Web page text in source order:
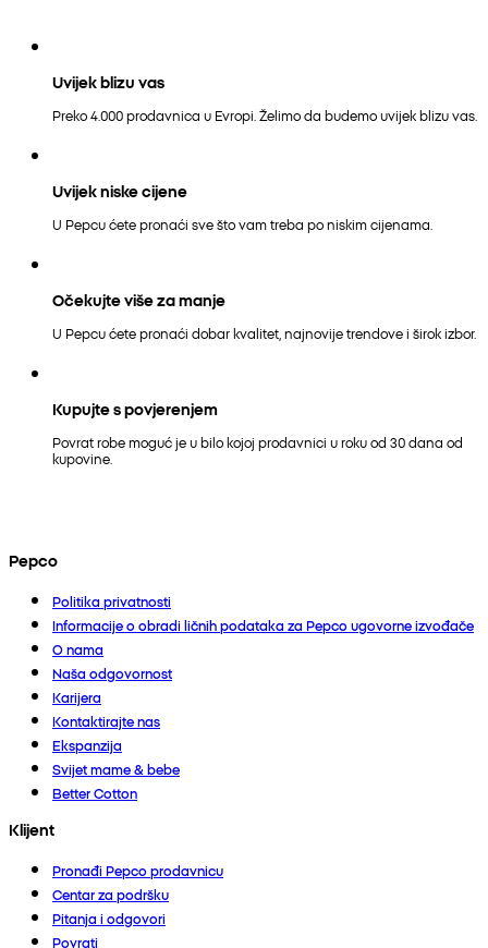
Uvijek blizu vas
Preko 4.000 prodavnica u Evropi. Želimo da budemo uvijek blizu vas.
Uvijek niske cijene
U Pepcu ćete pronaći sve što vam treba po niskim cijenama.
Očekujte više za manje
U Pepcu ćete pronaći dobar kvalitet, najnovije trendove i širok izbor.
Kupujte s povjerenjem
Povrat robe moguć je u bilo kojoj prodavnici u roku od 30 dana od
kupovine.
Pepco
Politika privatnosti
Informacije o obradi ličnih podataka za Pepco ugovorne izvođače
O nama
Naša odgovornost
Karijera
Kontaktirajte nas
Ekspanzija
Svijet mame & bebe
Better Cotton
Klijent
Pronađi Pepco prodavnicu
Centar za podršku
Pitanja i odgovori
Povrati